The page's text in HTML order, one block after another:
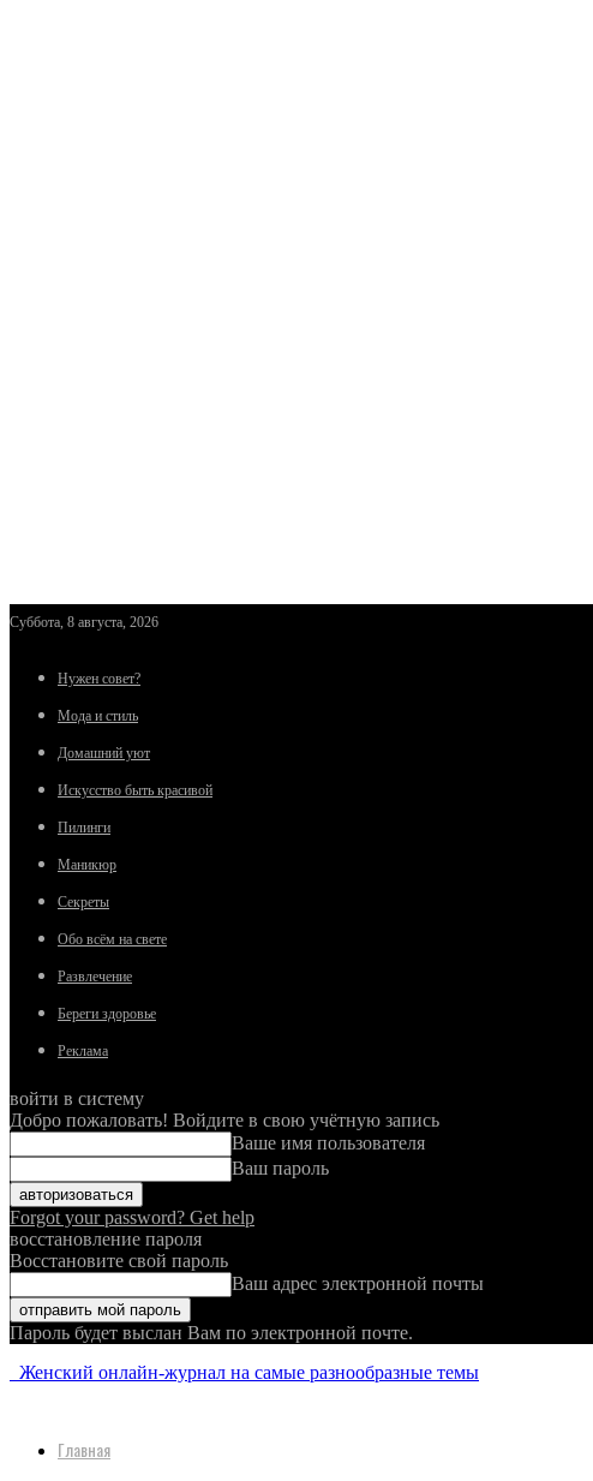
Суббота, 8 августа, 2026
Нужен совет?
Мода и стиль
Домашний уют
Искусство быть красивой
Пилинги
Маникюр
Секреты
Обо всём на свете
Развлечение
Береги здоровье
Реклама
войти в систему
Добро пожаловать! Войдите в свою учётную запись
Ваше имя пользователя
Ваш пароль
Forgot your password? Get help
восстановление пароля
Восстановите свой пароль
Ваш адрес электронной почты
Пароль будет выслан Вам по электронной почте.
Женский онлайн-журнал на самые разнообразные темы
Главная